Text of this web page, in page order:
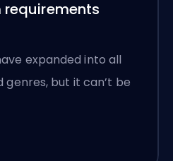
expanded into all
genres, but it can’t be